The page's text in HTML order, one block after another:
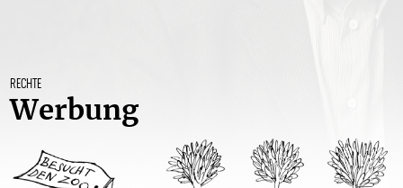
RECHTE
Werbung